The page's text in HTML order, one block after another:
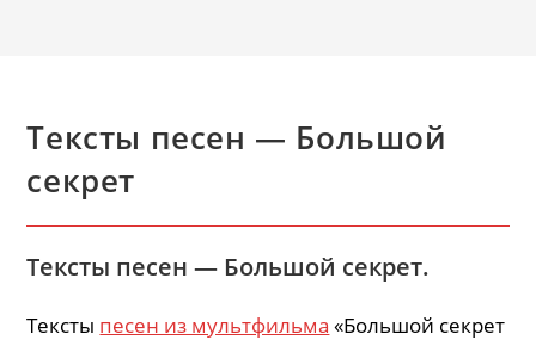
Тексты песен — Большой
секрет
Тексты песен — Большой секрет.
Тексты песен из мультфильма «Большой секрет